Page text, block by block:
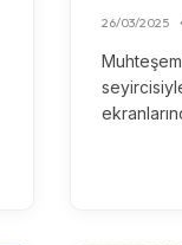
26/03/2025